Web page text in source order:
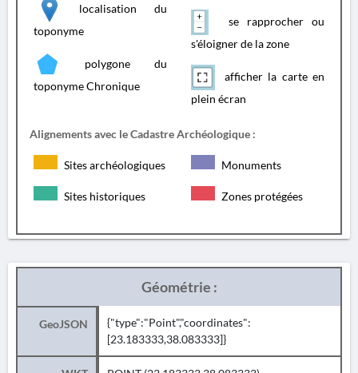
localisation du
toponyme
polygone du
toponyme Chronique
se rapprocher ou
s'éloigner de la zone
afficher la carte en
plein écran
Alignements avec le Cadastre Archéologique :
Sites archéologiques Monuments
Sites historiques Zones protégées
Géométrie :
GeoJSON
{"type":"Point","coordinates":
[23.183333,38.083333]}